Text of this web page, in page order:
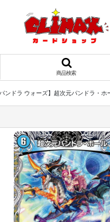
商品検索
パンドラ ウォーズ】超次元パンドラ・